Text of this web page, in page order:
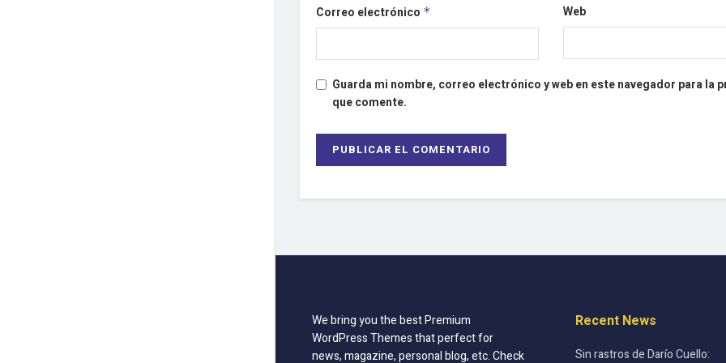
Correo electrónico * Web
Guarda mi nombre, correo electrónico y web en este navegador para la
que comente.
We bring you the best Premium
WordPress Themes that perfect for
news, magazine, personal blog, etc. Check
Recent News
Sin rastros de Darío Cuello: